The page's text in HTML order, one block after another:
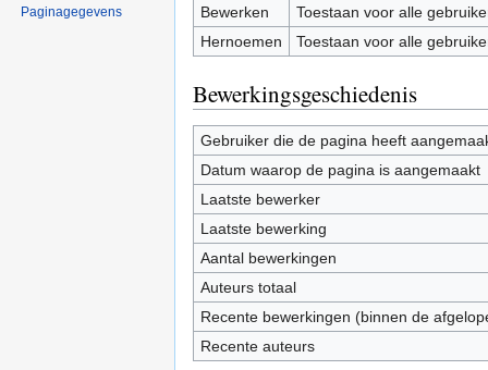
Bewerken
Toestaan voor alle
Hernoemen
Toestaan voor alle
Bewerkingsgeschiedenis
Gebruiker die de pagina heeft
Datum waarop de pagina is aangemaakt
Laatste bewerker
Laatste bewerking
Aantal bewerkingen
Auteurs totaal
Recente bewerkingen (binnen de
Recente auteurs
Paginagegevens